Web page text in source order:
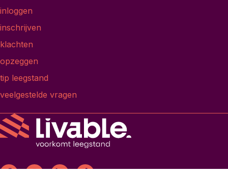
inloggen
inschrijven
klachten
opzeggen
tip leegstand
veelgestelde vragen